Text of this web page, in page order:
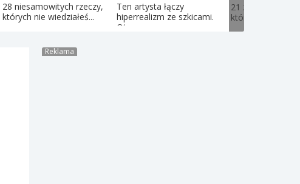
28 niesamowitych rzeczy,
których nie wiedziałeś...
Ten artysta łączy
hiperrealizm ze szkicami.
Oto...
21 zdjęć
których
Reklama